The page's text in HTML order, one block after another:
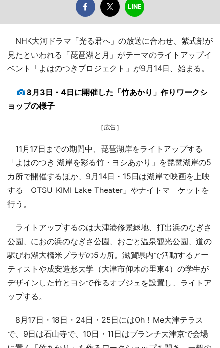
NHK大河ドラマ「光る君へ」の放送に合わせ、紫式部が
見たといわれる「琵琶湖と月」がテーマのライトアップイ
ベント「よはのつきプロジェクト」が9月14日、始まる。
8月3日・4日に開催した「竹あかり」作りワークシ
ョップの様子
［広告］
11月17日までの期間中、琵琶湖岸をライトアップする
「よはのつき 湖岸を彩る竹・ヨシあかり」を琵琶湖岸の5
カ所で開催するほか、9月14日・15日は湖岸で映画を上映
する「OTSU-KIMI Lake Theater」やナイトマーケットを
行う。
ライトアップするのは大津港修景緑地、打出浜のなぎさ
公園、におの浜のなぎさ公園、おごと温泉観光公園、道の
駅びわ湖大橋米プラザの5カ所。滋賀県内で活動するアー
ティストや成安造形大学（大津市仰木の里東4）の学生が
デザインした竹とヨシで作るオブジェを設置し、ライトア
ップする。
8月17日・18日・24日・25日にはOh！Me大津テラス
で、9日は石山寺で、10日・11日はブランチ大津京で会場